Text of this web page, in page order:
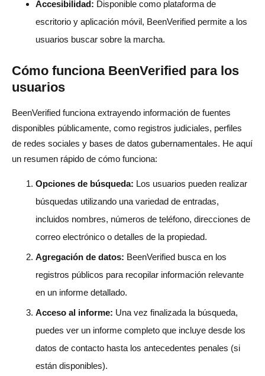
Accesibilidad: Disponible como plataforma de
escritorio y aplicación móvil, BeenVerified permite a los
usuarios buscar sobre la marcha.
Cómo funciona BeenVerified para los
usuarios
BeenVerified funciona extrayendo información de fuentes
disponibles públicamente, como registros judiciales, perfiles
de redes sociales y bases de datos gubernamentales. He aquí
un resumen rápido de cómo funciona:
Opciones de búsqueda: Los usuarios pueden realizar
búsquedas utilizando una variedad de entradas,
incluidos nombres, números de teléfono, direcciones de
correo electrónico o detalles de la propiedad.
Agregación de datos: BeenVerified busca en los
registros públicos para recopilar información relevante
en un informe detallado.
Acceso al informe: Una vez finalizada la búsqueda,
puedes ver un informe completo que incluye desde los
datos de contacto hasta los antecedentes penales (si
están disponibles).